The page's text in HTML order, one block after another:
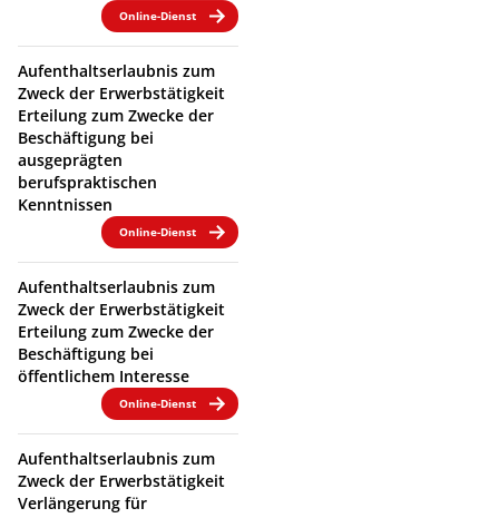
Online-Dienst
Aufenthaltserlaubnis zum
Zweck der Erwerbstätigkeit
Erteilung zum Zwecke der
Beschäftigung bei
ausgeprägten
berufspraktischen
Kenntnissen
Online-Dienst
Aufenthaltserlaubnis zum
Zweck der Erwerbstätigkeit
Erteilung zum Zwecke der
Beschäftigung bei
öffentlichem Interesse
Online-Dienst
Aufenthaltserlaubnis zum
Zweck der Erwerbstätigkeit
Verlängerung für